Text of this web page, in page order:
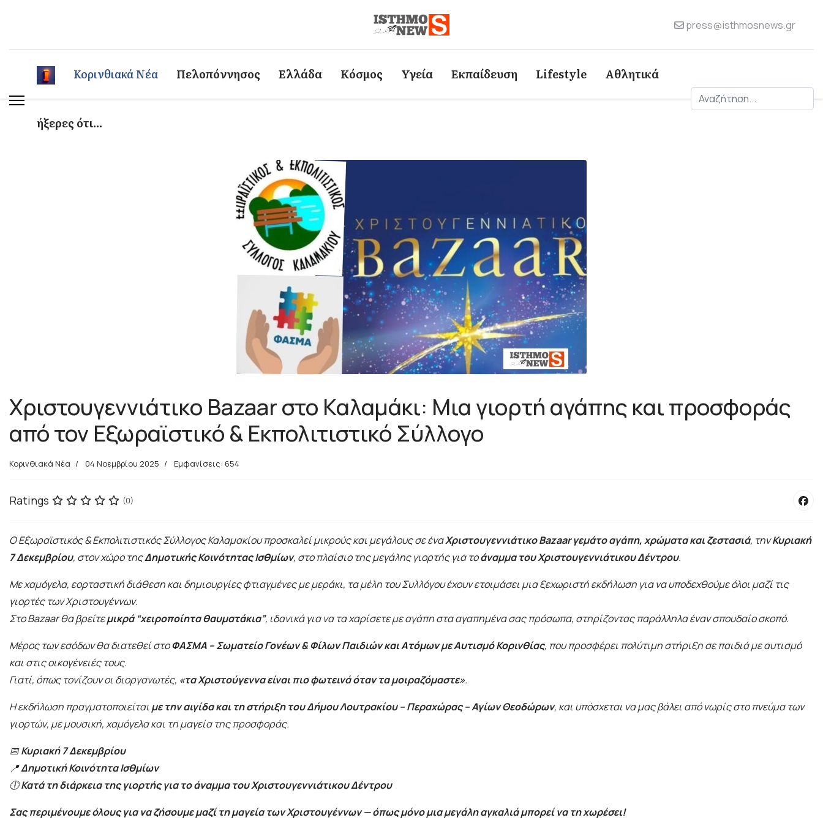
press@isthmosnews.gr
Κορινθιακά Νέα Πελοπόννησος Ελλάδα Κόσμος Υγεία Εκπαίδευση Lifestyle Αθλητικά
ήξερες ότι...
Αναζήτηση
Χριστουγεννιάτικο Bazaar στο Καλαμάκι: Μια γιορτή αγάπης και προσφοράς
από τον Εξωραϊστικό & Εκπολιτιστικό Σύλλογο
Κορινθιακά Νέα 04 Νοεμβρίου 2025 Εμφανίσεις: 654
Ratings (0)
Ο Εξωραϊστικός & Εκπολιτιστικός Σύλλογος Καλαμακίου προσκαλεί μικρούς και μεγάλους σε έναΧριστουγεννιάτικο Bazaar γεμάτο αγάπη, χρώματα και ζεστασιά, τηνΚυριακή
7 Δεκεμβρίου, στον χώρο τηςΔημοτικής Κοινότητας Ισθμίων, στο πλαίσιο της μεγάλης γιορτής για τοάναμμα του Χριστουγεννιάτικου Δέντρου.
Με χαμόγελα, εορταστική διάθεση και δημιουργίες φτιαγμένες με μεράκι, τα μέλη του Συλλόγου έχουν ετοιμάσει μια ξεχωριστή εκδήλωση για να υποδεχθούμε όλοι μαζί τις
γιορτές των Χριστουγέννων.
Στο Bazaar θα βρείτεμικρά “χειροποίητα θαυματάκια”, ιδανικά για να τα χαρίσετε με αγάπη στα αγαπημένα σας πρόσωπα, στηρίζοντας παράλληλα έναν σπουδαίο σκοπό.
Μέρος των εσόδων θα διατεθεί στοΦΑΣΜΑ – Σωματείο Γονέων & Φίλων Παιδιών και Ατόμων με Αυτισμό Κορινθίας, που προσφέρει πολύτιμη στήριξη σε παιδιά με αυτισμό
και στις οικογένειές τους.
Γιατί, όπως τονίζουν οι διοργανωτές, «τα Χριστούγεννα είναι πιο φωτεινά όταν τα μοιραζόμαστε».
Η εκδήλωση πραγματοποιείταιμε την αιγίδα και τη στήριξη του Δήμου Λουτρακίου – Περαχώρας – Αγίων Θεοδώρων, και υπόσχεται να μας βάλει από νωρίς στο πνεύμα των
γιορτών, με μουσική, χαμόγελα και τη μαγεία της προσφοράς.
📅Κυριακή 7 Δεκεμβρίου
📍Δημοτική Κοινότητα Ισθμίων
🕕Κατά τη διάρκεια της γιορτής για το άναμμα του Χριστουγεννιάτικου Δέντρου
Σας περιμένουμε όλους για να ζήσουμε μαζί τη μαγεία των Χριστουγέννων — όπως μόνο μια μεγάλη αγκαλιά μπορεί να τη χωρέσει!